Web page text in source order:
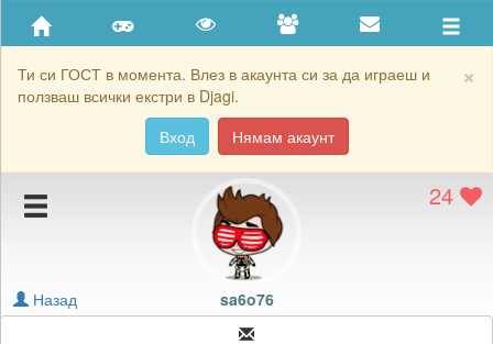
×
Ти си ГОСТ в момента. Влез в акаунта си за да играеш и
ползваш всички екстри в Djagi.
Вход
Нямам акаунт
Приятели
Хронология на игри
Подаръците на sa6o76
Блокирай sa6o76
24
sa6o76
Назад